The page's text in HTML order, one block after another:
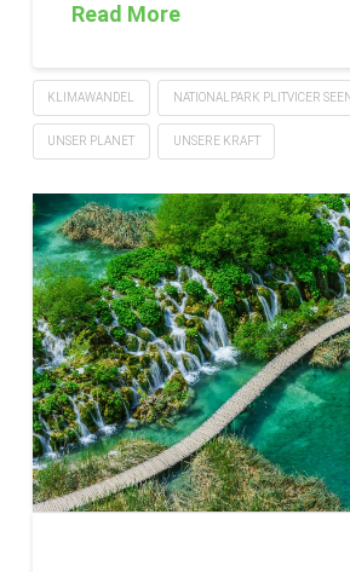
Read More
KLIMAWANDEL NATIONALPARK PLITVICER SEEN
UNSER PLANET UNSERE KRAFT